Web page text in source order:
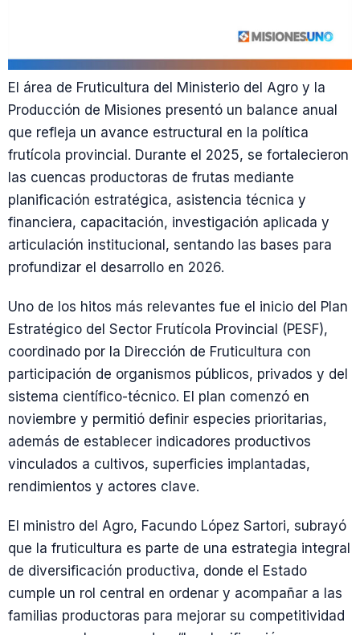
El área de Fruticultura del Ministerio del Agro y la
Producción de Misiones presentó un balance anual
que refleja un avance estructural en la política
frutícola provincial. Durante el 2025, se fortalecieron
las cuencas productoras de frutas mediante
planificación estratégica, asistencia técnica y
financiera, capacitación, investigación aplicada y
articulación institucional, sentando las bases para
profundizar el desarrollo en 2026.
Uno de los hitos más relevantes fue el inicio del Plan
Estratégico del Sector Frutícola Provincial (PESF),
coordinado por la Dirección de Fruticultura con
participación de organismos públicos, privados y del
sistema científico-técnico. El plan comenzó en
noviembre y permitió definir especies prioritarias,
además de establecer indicadores productivos
vinculados a cultivos, superficies implantadas,
rendimientos y actores clave.
El ministro del Agro, Facundo López Sartori, subrayó
que la fruticultura es parte de una estrategia integral
de diversificación productiva, donde el Estado
cumple un rol central en ordenar y acompañar a las
familias productoras para mejorar su competitividad